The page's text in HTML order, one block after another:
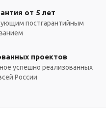
от 5 лет
постгарантийным
проектов
успешно реализованных
России